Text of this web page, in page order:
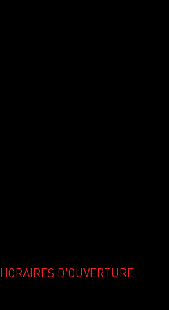
HORAIRES D'OUVERTURE